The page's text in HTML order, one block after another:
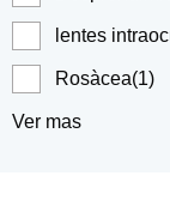
lentes
Rosàcea(1)
Ver mas